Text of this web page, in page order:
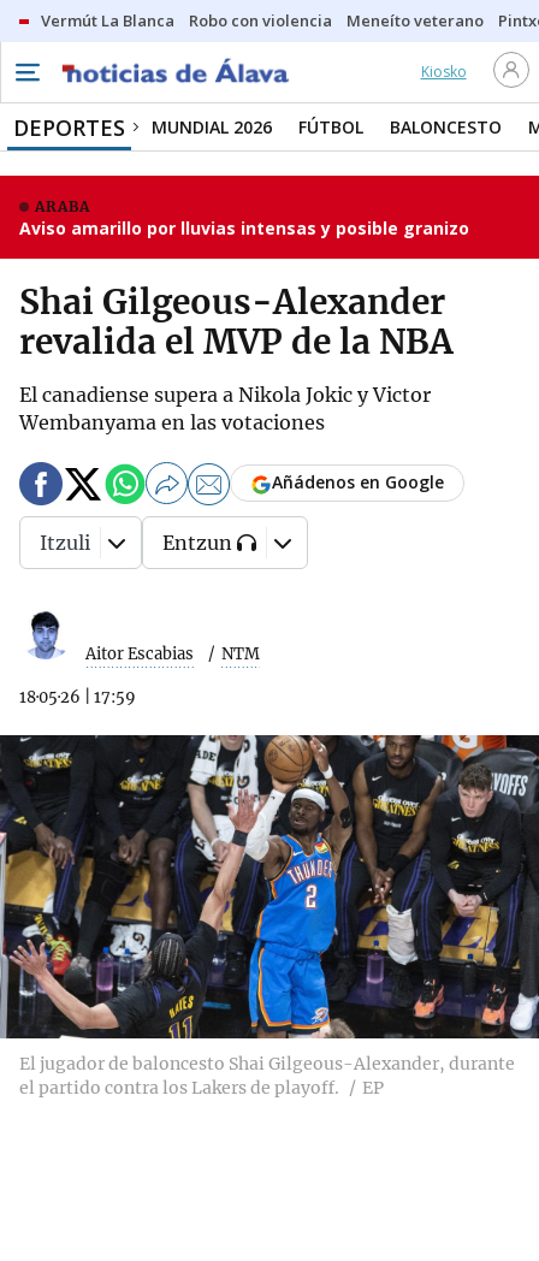
Vermút La Blanca Robo con violencia Meneíto veterano
Kiosko
DEPORTES MUNDIAL 2026 FÚTBOL BALONCESTO
ARABA
Aviso amarillo por lluvias intensas y posible granizo
Shai Gilgeous-Alexander
revalida el MVP de la NBA
El canadiense supera a Nikola Jokic y Victor
Wembanyama en las votaciones
Aitor Escabias NTM
18·05·26 17:59
Añádenos en Google
Itzuli Entzun
El jugador de baloncesto Shai Gilgeous-Alexander, durante
el partido contra los Lakers de playoff.
EP